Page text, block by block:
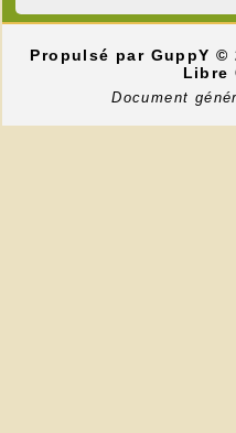
Propulsé par GuppY©
Libre
Document